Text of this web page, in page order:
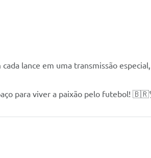
lance em uma transmissão
para viver a paixão pelo futebol!